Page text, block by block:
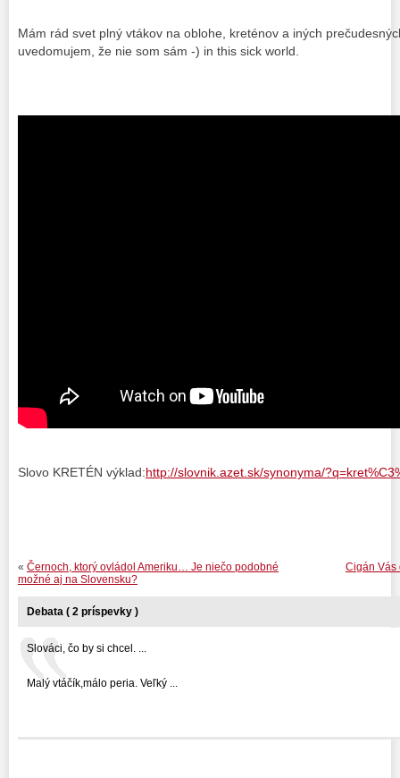
Mám rád svet plný vtákov na oblohe, kreténov a iných
uvedomujem, že nie som sám -) in this sick world.
Slovo KRETÉN výklad:http://slovnik.azet.sk/synonyma/
Cigán Vás
« Černoch, ktorý ovládol Ameriku… Je niečo podobné
možné aj na Slovensku?
Debata ( 2 príspevky )
Slováci, čo by si chcel. ...
Malý vtáčík,málo peria. Veľký ...